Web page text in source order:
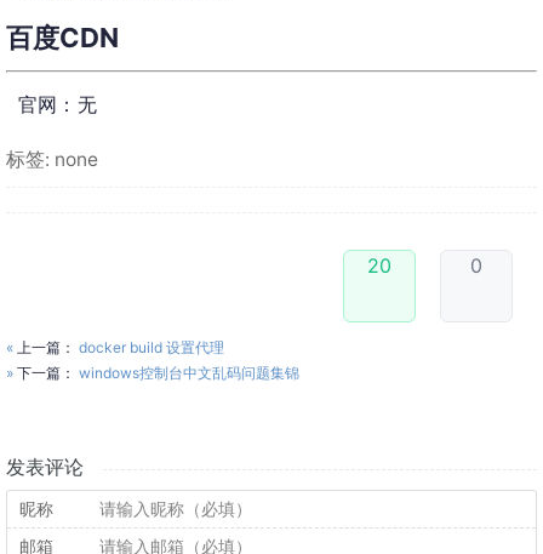
百度CDN
官网：无
标签: none
20 0
« 上一篇： docker build 设置代理
» 下一篇： windows控制台中文乱码问题集锦
发表评论
昵称
邮箱